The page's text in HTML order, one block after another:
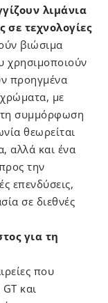
λιμάνια
σε τεχνολογίες
βιώσιμα
χρησιμοποιούν
προηγμένα
χρώματα, με
συμμόρφωση
θεωρείται
αλλά και ένα
την
επενδύσεις,
σε διεθνές
για τη
που
και